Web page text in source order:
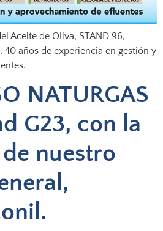
Aceite de Oliva, STAND 96,
40 años de experiencia en gestión y
NATURGAS
G23, con la
nuestro